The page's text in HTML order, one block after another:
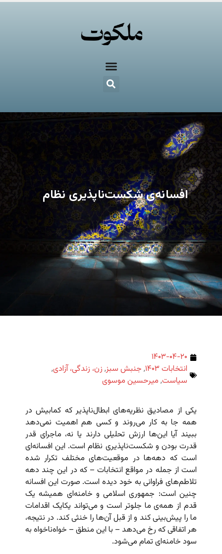
افسانه‌ی شکست‌ناپذیری نظام
۱۴۰۳-۰۴-۲۰
انتخابات ۱۴۰۳
, جنبش سبز, زن، زندگی، آزادی,
سیاست, میرحسین موسوی
یکی از مصادیق نظریه‌های ابطال‌ناپذیر که کمابیش در
همه جا به کار می‌روند و کسی هم اهمیت نمی‌دهد
ببیند آیا این‌ها ارزش تحلیلی دارند یا نه، ماجرای قدر
قدرت بودن و شکست‌ناپذیری نظام است. این افسانه‌ای
است که دهه‌ها در موقعیت‌های مختلف تکرار شده
است از جمله در مواقع انتخابات – که در این چند دهه
تلاطم‌های فراوانی به خود دیده است. صورت این افسانه
چنین است: جمهوری اسلامی و خامنه‌ای همیشه یک
قدم از همه‌ی ما جلوتر است و می‌تواند یکایک اقدامات
ما را پیش‌بینی کند و از قبل آن‌ها را خنثی کند. در نتیجه،
هر اتفاقی که رخ می‌دهد – با این منطق – خواه‌ناخواه به
سود خامنه‌ای تمام می‌شود.